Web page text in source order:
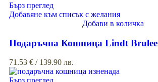
Бърз преглед
Добавяне към списък с желания
Добави в количка
Подаръчна Кошница Lindt Brulee
71.53 € / 139.90 лв.